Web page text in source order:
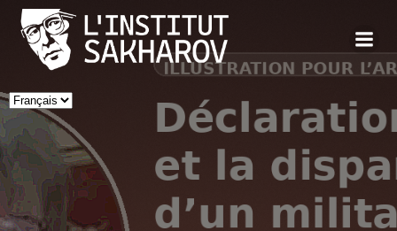
to
content
Choisir
une
langue